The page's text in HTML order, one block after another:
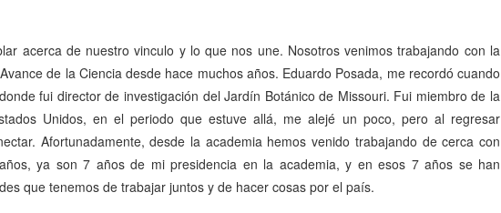
acerca de nuestro vinculo y lo que nos une. Nosotros venimos trabajando con la
de la Ciencia desde hace muchos años. Eduardo Posada, me recordó cuando
fui director de investigación del Jardín Botánico de Missouri. Fui miembro de la
Unidos, en el periodo que estuve allá, me alejé un poco, pero al regresar
Afortunadamente, desde la academia hemos venido trabajando de cerca con
ya son 7 años de mi presidencia en la academia, y en esos 7 años se han
que tenemos de trabajar juntos y de hacer cosas por el país.